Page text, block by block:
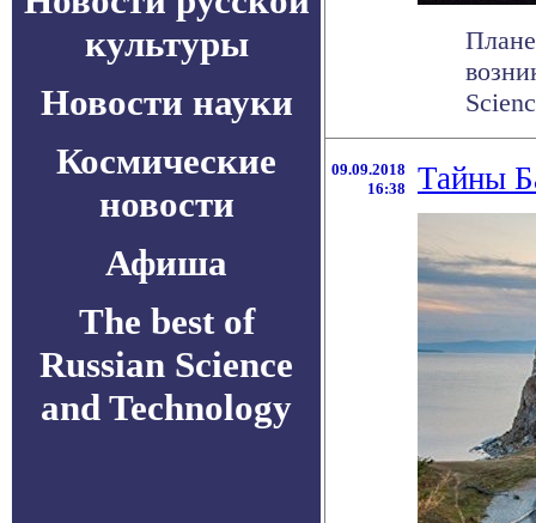
культуры
Новости науки
Космические
новости
Афиша
The best of
Russian Science
and Technology
09.09.2018
16:38
Тайны